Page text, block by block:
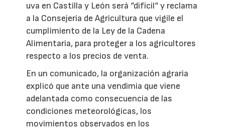
uva en Castilla y León será “difícil“ y reclama
a la Consejería de Agricultura que vigile el
cumplimiento de la Ley de la Cadena
Alimentaria, para proteger a los agricultores
respecto a los precios de venta.
En un comunicado, la organización agraria
explicó que ante una vendimia que viene
adelantada como consecuencia de las
condiciones meteorológicas, los
movimientos observados en los